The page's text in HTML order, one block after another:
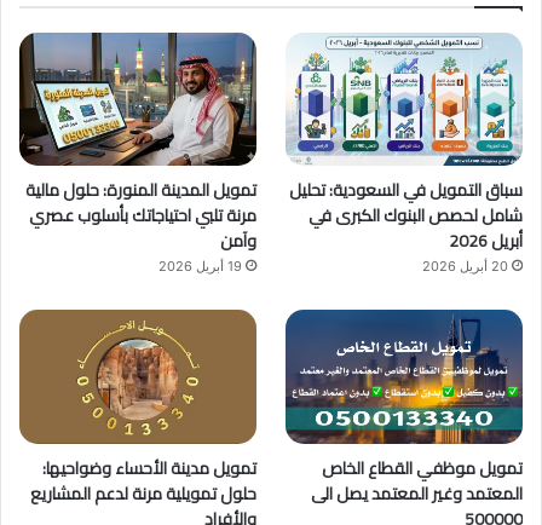
ك
T
u
b
e
ق
ر
ا
م
سباق التمويل في السعودية: تحليل
شامل لحصص البنوك الكبرى في
أبريل 2026
20 أبريل 2026
تمويل المدينة المنورة: حلول مالية
مرنة تلبي احتياجاتك بأسلوب عصري
وآمن
19 أبريل 2026
تمويل موظفي القطاع الخاص
المعتمد وغير المعتمد يصل الى
500000
تمويل مدينة الأحساء وضواحيها:
حلول تمويلية مرنة لدعم المشاريع
والأفراد